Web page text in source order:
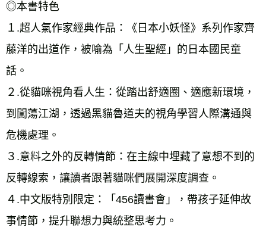
◎本書特色
１.超人氣作家經典作品：《日本小妖怪》系列作家齊
藤洋的出道作，被喻為「人生聖經」的日本國民童
話。
２.從貓咪視角看人生：從踏出舒適圈、適應新環境，
到闖蕩江湖，透過黑貓魯道夫的視角學習人際溝通與
危機處理。
３.意料之外的反轉情節：在主線中埋藏了意想不到的
反轉線索，讓讀者跟著貓咪們展開深度調查。
４.中文版特別限定：「456讀書會」，帶孩子延伸故
事情節，提升聯想力與統整思考力。